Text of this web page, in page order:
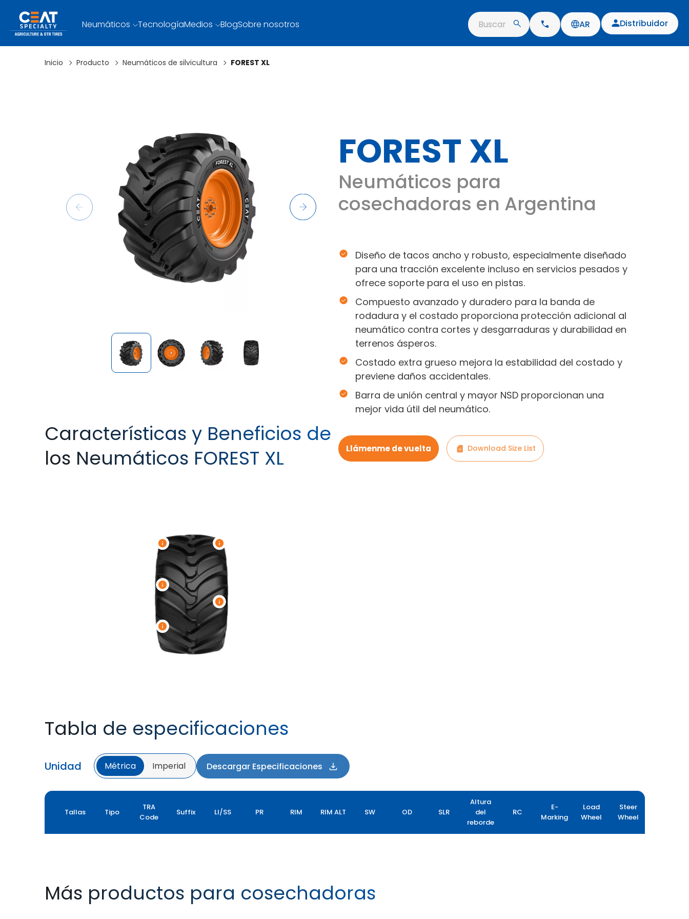
Neumáticos TecnologíaMedios BlogSobre nosotros Buscar AR Distribuidor
Inicio Producto Neumáticos de silvicultura FOREST XL
Características y Beneficios de
los Neumáticos FOREST XL
FOREST XL
Neumáticos para
cosechadoras en Argentina
Diseño de tacos ancho y robusto, especialmente diseñado
para una tracción excelente incluso en servicios pesados y
ofrece soporte para el uso en pistas.
Compuesto avanzado y duradero para la banda de
rodadura y el costado proporciona protección adicional al
neumático contra cortes y desgarraduras y durabilidad en
terrenos ásperos.
Costado extra grueso mejora la estabilidad del costado y
previene daños accidentales.
Barra de unión central y mayor NSD proporcionan una
mejor vida útil del neumático.
Llámenme de vuelta Download Size List
Tabla de especificaciones
Unidad Métrica Imperial Descargar Especificaciones
Tallas Tipo
TRA
Code
Suffix LI/SS PR RIM RIM ALT SW OD SLR
Altura
del
reborde
RC
E-
Marking
Load
Wheel
Steer
Wheel
Más productos para cosechadoras